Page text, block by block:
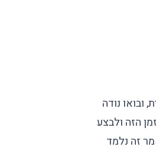
ובואו נודה
הזה ולבצע
זה נלמד